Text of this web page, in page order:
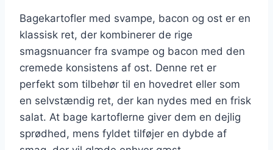
Bagekartofler med svampe, bacon og ost er en
klassisk ret, der kombinerer de rige
smagsnuancer fra svampe og bacon med den
cremede konsistens af ost. Denne ret er
perfekt som tilbehør til en hovedret eller som
en selvstændig ret, der kan nydes med en frisk
salat. At bage kartoflerne giver dem en dejlig
sprødhed, mens fyldet tilføjer en dybde af